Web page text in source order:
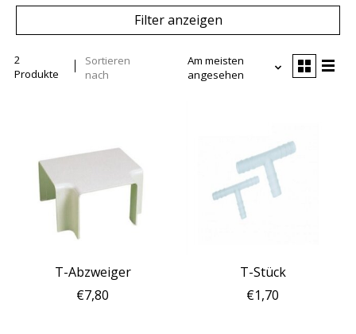
Filter anzeigen
2
Produkte
Sortieren
nach
Am meisten
angesehen
T-Abzweiger
€7,80
T-Stück
€1,70